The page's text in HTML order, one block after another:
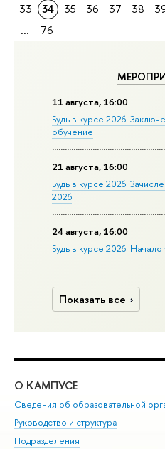
11 августа, 16:00
Будь в курсе 2026:
обучение
21 августа, 16:00
Будь в курсе 2026:
2026
24 августа, 16:00
Будь в курсе 2026:
Показать все
33
34 35 36 37 38
...
76
О КАМПУСЕ
Сведения об образовательной
Руководство и структура
Подразделения